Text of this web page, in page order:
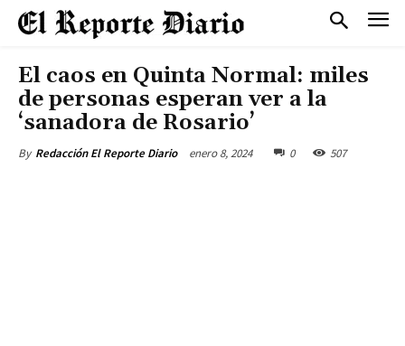
El caos en Quinta Normal: miles
de personas esperan ver a la
‘sanadora de Rosario’
By Redacción El Reporte Diario enero 8, 2024 0 507